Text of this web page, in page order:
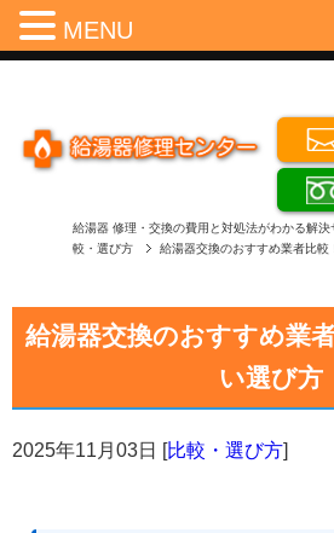
給湯器 修理・交換の費用と対処法がわかる解決
較・選び方
給湯器交換のおすすめ業者比較
給湯器交換のおすすめ業
い選び方
2025年11月03日 比較・選び方
MENU
Menu